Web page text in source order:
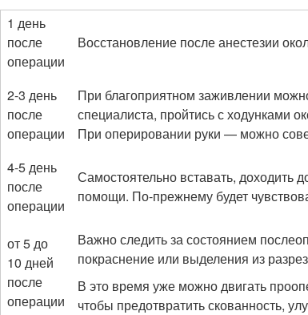
1 день
после
операции
Восстановление после анестезии
2-3 день
после
операции
При благоприятном заживлении
специалиста, пройтись с ходунками
При оперировании руки — можно
4-5 день
после
операции
Самостоятельно вставать, доходить
помощи. По-прежнему будет
от 5 до
10 дней
после
операции
Важно следить за состоянием
покраснение или выделения из
В это время уже можно двигать
чтобы предотвратить скованность,